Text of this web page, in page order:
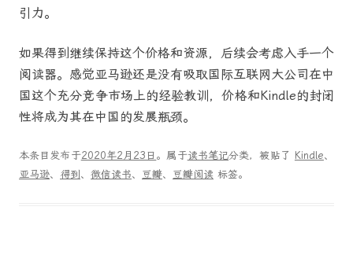
引力。
如果得到继续保持这个价格和资源，后续会考虑入手一个
阅读器。感觉亚马逊还是没有吸取国际互联网大公司在中
国这个充分竞争市场上的经验教训，价格和Kindle的封闭
性将成为其在中国的发展瓶颈。
本条目发布于2020年2月23日 。属于读书笔记分类，被贴了 Kindle、
亚马逊、 得到 、 微信读书、 豆瓣、 豆瓣阅读 标签。